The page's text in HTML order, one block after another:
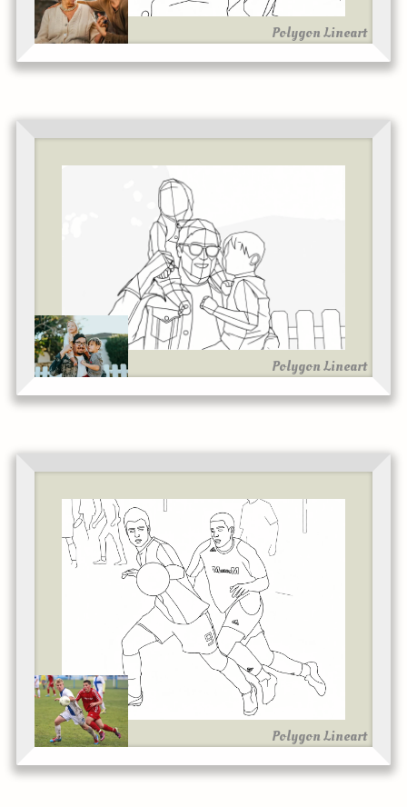
Polygon Lineart
Polygon Lineart
Polygon Lineart